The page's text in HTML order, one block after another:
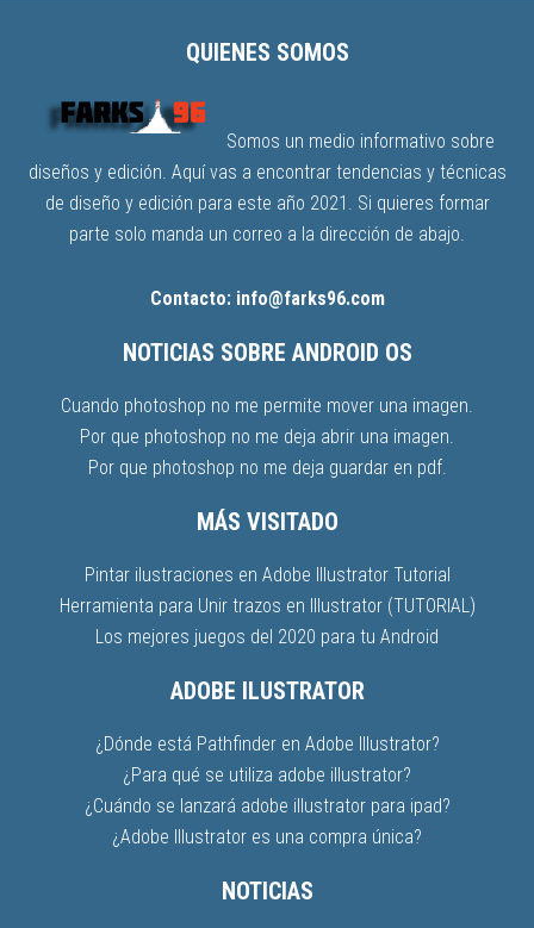
QUIENES SOMOS
Somos un medio informativo sobre
diseños y edición. Aquí vas a encontrar tendencias y técnicas
de diseño y edición para este año 2021. Si quieres formar
parte solo manda un correo a la dirección de abajo.
Contacto: info@farks96.com
NOTICIAS SOBRE ANDROID OS
Cuando photoshop no me permite mover una imagen.
Por que photoshop no me deja abrir una imagen.
Por que photoshop no me deja guardar en pdf.
MÁS VISITADO
Pintar ilustraciones en Adobe Illustrator Tutorial
Herramienta para Unir trazos en Illustrator (TUTORIAL)
Los mejores juegos del 2020 para tu Android
ADOBE ILUSTRATOR
¿Dónde está Pathfinder en Adobe Illustrator?
¿Para qué se utiliza adobe illustrator?
¿Cuándo se lanzará adobe illustrator para ipad?
¿Adobe Illustrator es una compra única?
NOTICIAS